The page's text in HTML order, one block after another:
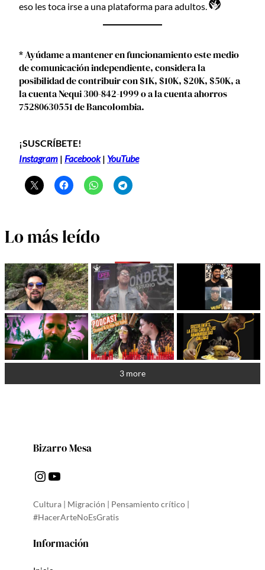
eso les toca irse a una plataforma para adultos.
* Ayúdame a mantener en funcionamiento este medio
de comunicación independiente, considera la
posibilidad de contribuir con $1K, $10K, $20K, $50K, a
la cuenta Nequi 300-842-1999 o a la cuenta ahorros
75280630551 de Bancolombia.
¡SUSCRÍBETE!
Instagram | Facebook| YouTube
Lo más leído
3 more
Bizarro Mesa
Instagram YouTube
Cultura | Migración | Pensamiento crítico |
#HacerArteNoEsGratis
Información